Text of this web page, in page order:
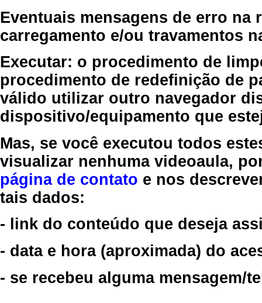
Eventuais mensagens de erro
carregamento e/ou travamentos
Executar: o procedimento de
procedimento de redefinição de
válido utilizar outro navegador
dispositivo/equipamento que
Mas, se você executou todos
visualizar nenhuma videoaula,
página de contato e nos
tais dados:
- link do conteúdo que deseja
- data e hora (aproximada) do
- se recebeu alguma mensagem/